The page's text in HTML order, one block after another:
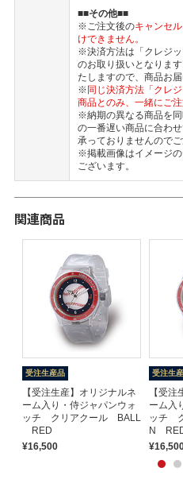
■■その他■■
※ご注文後のキャンセ
けできません。
※決済方法は「クレジ
のお取り扱いとなりま
たしますので、商品お
※ 同じ決済方法「クレ
商品とのみ、一緒にご注
※納期の異なる商品を
の一番遅い商品に合わ
承っておりませんのでご
※掲載画像はイメージ
ございます。
関連商品
受注生産品
【受注生産】オリジナルネ
ーム入り・侍ジャパンウォ
ッチ クリアクール BALL
RED
¥16,500
受注生
【受
ーム入
ッチ
N